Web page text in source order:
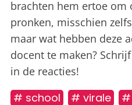
brachten hem ertoe om
pronken, misschien
maar wat hebben deze
docent te maken?
in de reacties!
# school # virale #